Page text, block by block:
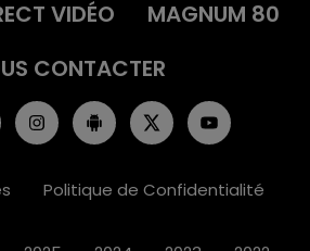
VIDÉO
MAGNUM 80
CONTACTER
Politique de Confidentialité